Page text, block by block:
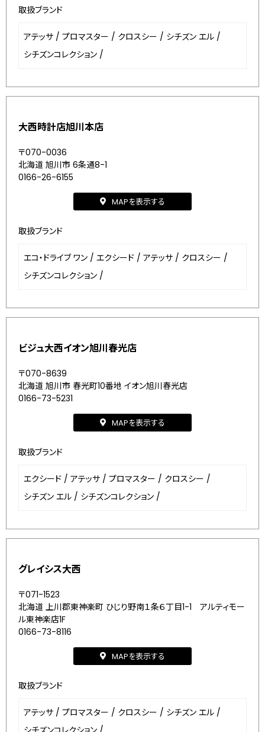
取扱ブランド
アテッサ / プロマスター / クロスシー / シチズン エル /
シチズンコレクション /
大西時計店旭川本店
〒070-0036
北海道 旭川市 6条通8-1
0166-26-6155
MAPを表示する
取扱ブランド
エコ・ドライブ ワン / エクシード / アテッサ / クロスシー /
シチズンコレクション /
ビジュ大西イオン旭川春光店
〒070-8639
北海道 旭川市 春光町10番地 イオン旭川春光店
0166-73-5231
MAPを表示する
取扱ブランド
エクシード / アテッサ / プロマスター / クロスシー /
シチズン エル / シチズンコレクション /
グレイシス大西
〒071-1523
北海道 上川郡東神楽町 ひじり野南１条６丁目1-1 アルティモー
ル東神楽店1F
0166-73-8116
MAPを表示する
取扱ブランド
アテッサ / プロマスター / クロスシー / シチズン エル /